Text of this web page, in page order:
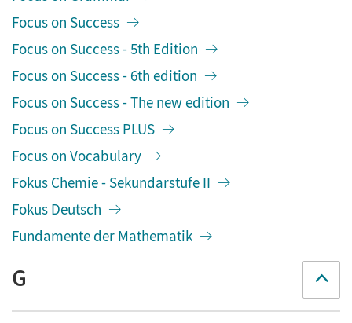
Focus on Success
Focus on Success - 5th Edition
Focus on Success - 6th edition
Focus on Success - The new edition
Focus on Success PLUS
Focus on Vocabulary
Fokus Chemie - Sekundarstufe II
Fokus Deutsch
Fundamente der Mathematik
G